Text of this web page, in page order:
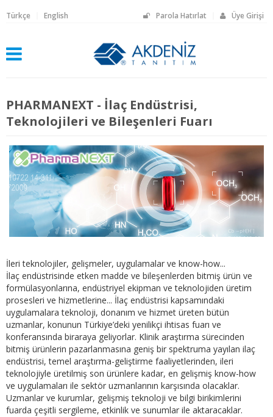
Parola Hatırlat Üye Girişi
Türkçe English
PHARMANEXT - İlaç Endüstrisi,
Teknolojileri ve Bileşenleri Fuarı
İleri teknolojiler, gelişmeler, uygulamalar ve know-how...
İlaç endüstrisinde etken madde ve bileşenlerden bitmiş ürün ve
formülasyonlarına, endüstriyel ekipman ve teknolojiden üretim
prosesleri ve hizmetlerine... İlaç endüstrisi kapsamındaki
uygulamalara teknoloji, donanım ve hizmet üreten bütün
uzmanlar, konunun Türkiye’deki yenilikçi ihtisas fuarı ve
konferansında biraraya geliyorlar. Klinik araştırma sürecinden
bitmiş ürünlerin pazarlanmasına geniş bir spektruma yayılan ilaç
endüstrisi, temel araştırma-geliştirme faaliyetlerinden, ileri
teknolojiyle üretilmiş son ürünlere kadar, en gelişmiş know-how
ve uygulamaları ile sektör uzmanlarının karşısında olacaklar.
Uzmanlar ve kurumlar, gelişmiş teknoloji ve bilgi birikimlerini
fuarda çeşitli sergileme, etkinlik ve sunumlar ile aktaracaklar.